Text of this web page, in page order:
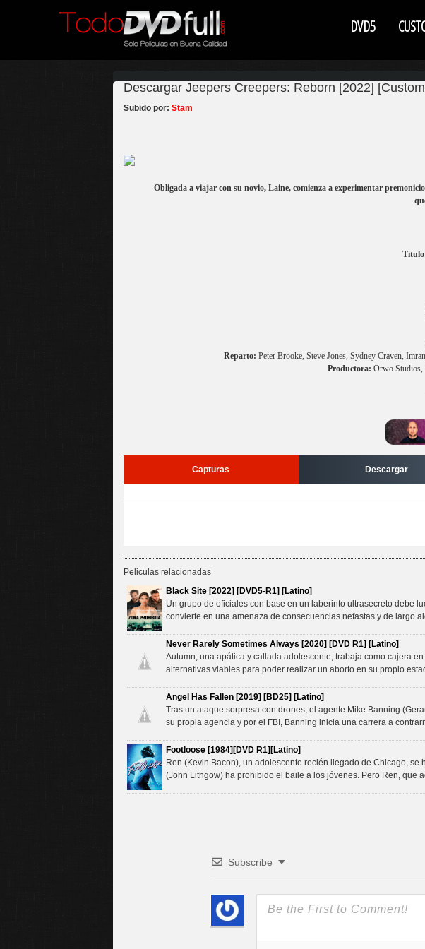
DVD5
Descargar Jeepers Creepers: Reborn [2022]
Subido por: Stam
Obligada a viajar con su novio, Laine, comienza a experimentar
Reparto: Peter Brooke, Steve Jones, Sydney Craven,
Productora: Orwo Studios,
Capturas Descargar
Peliculas relacionadas
Black Site [2022] [DVD5-R1] [Latino]
Un grupo de oficiales con base en un laberinto ultrasecreto debe
convierte en una amenaza de consecuencias nefastas y de largo
Never Rarely Sometimes Always [2020] [DVD R1] [Latino]
Autumn, una apática y callada adolescente, trabaja como cajera
alternativas viables para poder realizar un aborto en su propio
Angel Has Fallen [2019] [BD25] [Latino]
Tras un ataque sorpresa con drones, el agente Mike Banning
su propia agencia y por el FBI, Banning inicia una carrera a
Footloose [1984][DVD R1][Latino]
Ren (Kevin Bacon), un adolescente recién llegado de Chicago,
(John Lithgow) ha prohibido el baile a los jóvenes. Pero Ren, que
Subscribe